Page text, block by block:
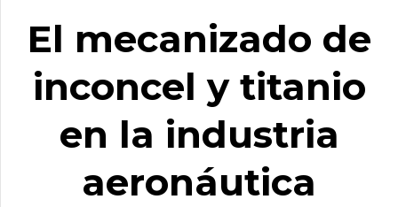
El mecanizado de
inconcel y titanio
en la industria
aeronáutica